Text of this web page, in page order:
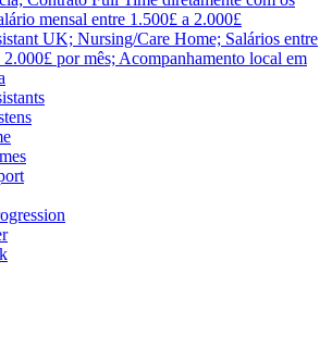
mensal entre 1.500£ a 2.000£
UK; Nursing/Care Home; Salários entre
2.000£ por mês; Acompanhamento local em